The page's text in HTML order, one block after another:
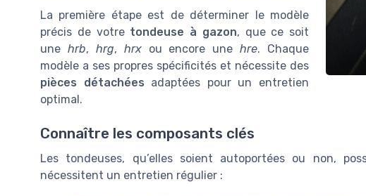
La première étape est de déterminer le modèle
précis de votre tondeuse à gazon, que ce soit
une hrb, hrg, hrxou encore unehre. Chaque
modèle a ses propres spécificités et nécessite des
pièces détachées adaptées pour un entretien
optimal.
Connaître les composants clés
Les tondeuses, qu’elles soient autoportées ou non,
nécessitent un entretien régulier :